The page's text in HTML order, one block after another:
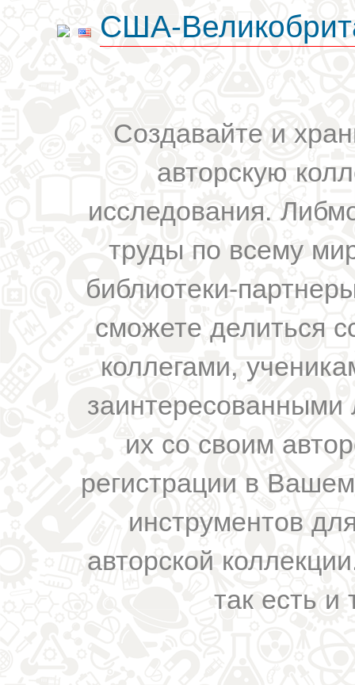
США-
Создавайте и
авторскую
исследования.
труды по всему
библиотеки-
сможете делиться
коллегами,
их со своим
регистрации в
инструментов
авторской
так есть и